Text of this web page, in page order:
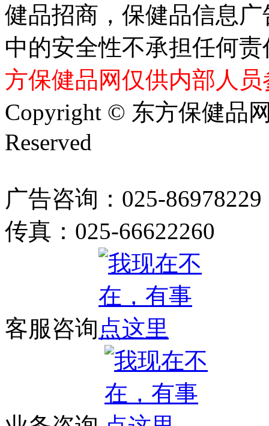
健品招商，保健品信息
中的安全性不承担任何
方保健品网仅供内部人
Copyright © 东方保健品
Reserved
广告咨询：025-86978229
传真：025-66622260
客服咨询